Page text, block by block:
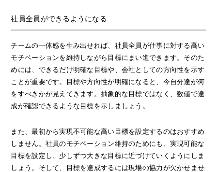
社員全員ができるようになる
チームの一体感を生み出せれば、社員全員が仕事に対する高い
モチベーションを維持しながら目標にまい進できます。そのた
めには、できるだけ明確な目標や、会社としての方向性を示す
ことが重要です。目標や方向性が明確になると、今自分達が何
をすべきかが見えてきます。抽象的な目標ではなく、数値で達
成が確認できるような目標を示しましょう。
また、最初から実現不可能な高い目標を設定するのはおすすめ
しません。社員のモチベーション維持のためにも、実現可能な
目標を設定し、少しずつ大きな目標に近づけていくようにしま
しょう。そして、目標を達成するには現場の協力が欠かせませ